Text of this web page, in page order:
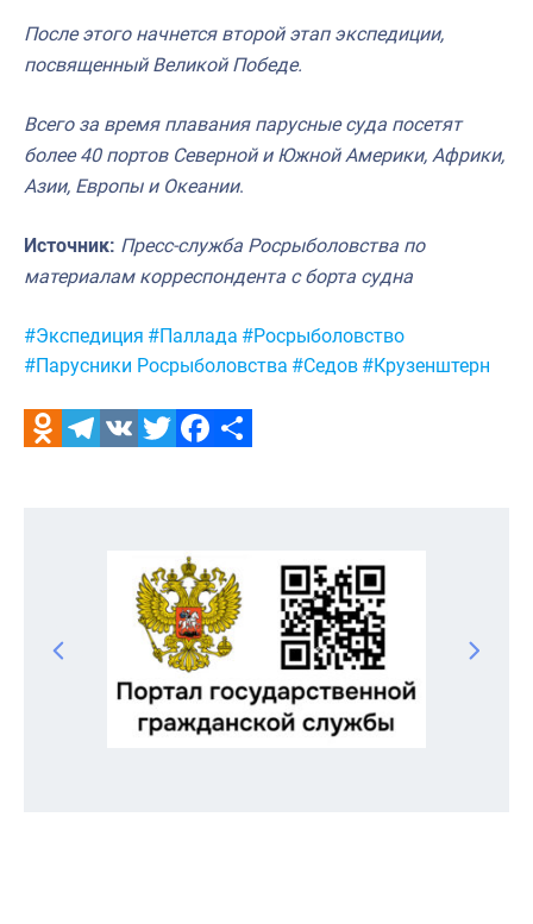
После этого начнется второй этап экспедиции,
посвященный Великой Победе.
Всего за время плавания парусные суда посетят
более 40 портов Северной и Южной Америки, Африки,
Азии, Европы и Океании.
Источник: Пресс-служба Росрыболовства по
материалам корреспондента с борта судна
Метки:
#Экспедиция #Паллада #Росрыболовство
#Парусники Росрыболовства #Седов #Крузенштерн